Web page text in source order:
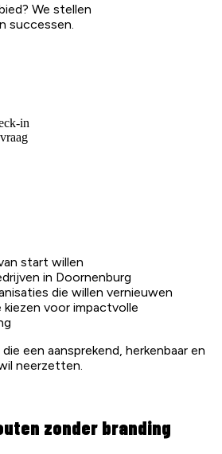
We stellen
successen.
in
start willen
in Doornenburg
die willen vernieuwen
kiezen voor impactvolle
een aansprekend, herkenbaar en
neerzetten.
zonder branding